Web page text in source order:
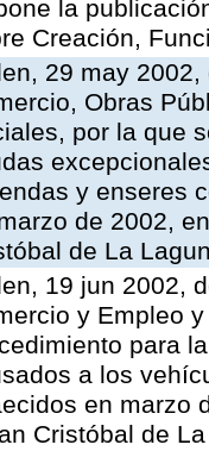
la
Creación,
29 may
Obras
por la que
y enseres
de 2002,
de La
19 jun 2002,
y Empleo
para
a los
en marzo
Cristóbal de